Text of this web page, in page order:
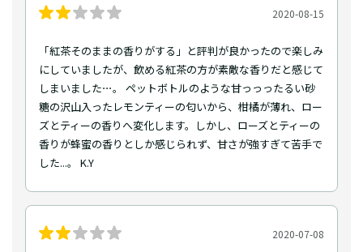
2020-08-15
「紅茶そのままの香りがする」と評判が良かったので楽しみ
にしていましたが、飲める紅茶の方が素敵な香りだと感じて
しまいました⋯。 ペットボトルのような甘っっったるい砂
糖の沢山入ったレモンティーの匂いから、柑橘が薄れ、ロー
ズとティーの香りへ変化します。しかし、ローズとティーの
香りが蜂蜜の香りとしか感じられず、甘さが強すぎて苦手で
した...。 K.Y
2020-07-08